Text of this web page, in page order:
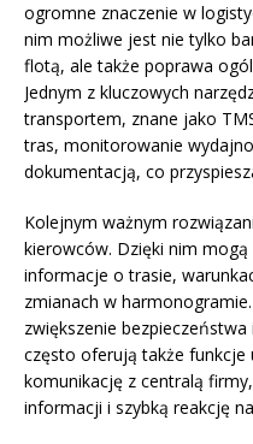
ogromne znaczenie w
nim możliwe jest nie tylko
flotą, ale także poprawa
Jednym z kluczowych
transportem, znane jako
tras, monitorowanie
dokumentacją, co
Kolejnym ważnym
kierowców. Dzięki nim
informacje o trasie,
zmianach w
zwiększenie
często oferują także funkcje
komunikację z centralą
informacji i szybką reakcję